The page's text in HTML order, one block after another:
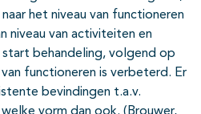
het niveau van functioneren
niveau van activiteiten en
behandeling, volgend op
van functioneren is verbeterd. Er
bevindingen t.a.v.